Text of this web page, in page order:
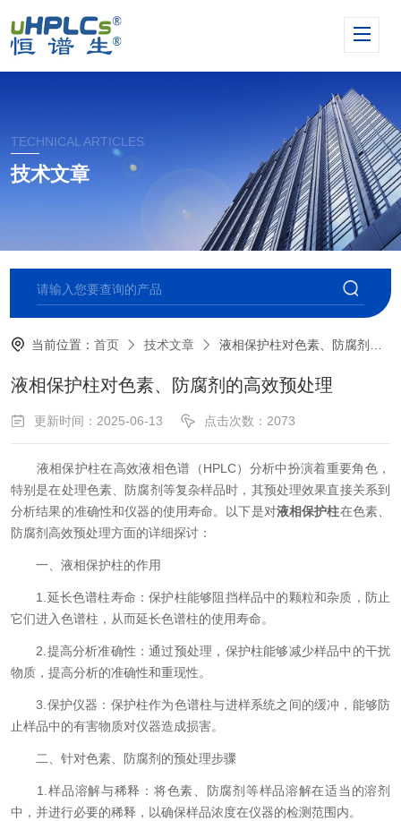
TECHNICAL ARTICLES
技术文章
当前位置：首页 技术文章 液相保护柱对色素、防腐剂的高效预处理
液相保护柱对色素、防腐剂的高效预处理
更新时间：2025-06-13 点击次数：2073
液相保护柱在高效液相色谱（HPLC）分析中扮演着重要角色，
特别是在处理色素、防腐剂等复杂样品时，其预处理效果直接关系到
分析结果的准确性和仪器的使用寿命。以下是对液相保护柱在色素、
防腐剂高效预处理方面的详细探讨：
一、液相保护柱的作用
1.延长色谱柱寿命：保护柱能够阻挡样品中的颗粒和杂质，防止
它们进入色谱柱，从而延长色谱柱的使用寿命。
2.提高分析准确性：通过预处理，保护柱能够减少样品中的干扰
物质，提高分析的准确性和重现性。
3.保护仪器：保护柱作为色谱柱与进样系统之间的缓冲，能够防
止样品中的有害物质对仪器造成损害。
二、针对色素、防腐剂的预处理步骤
1.样品溶解与稀释：将色素、防腐剂等样品溶解在适当的溶剂
中，并进行必要的稀释，以确保样品浓度在仪器的检测范围内。